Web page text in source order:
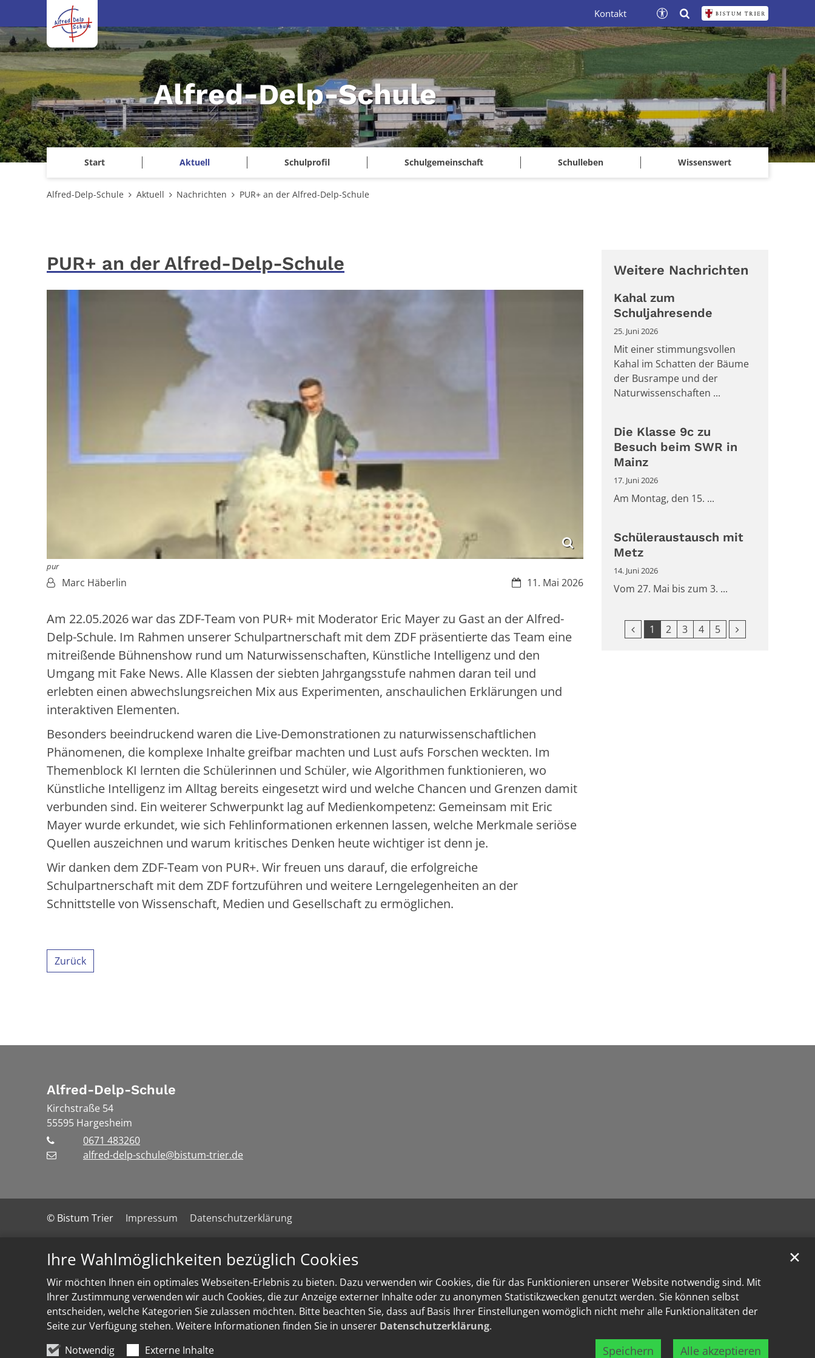
Ihre Wahlmöglichkeiten bezüglich Cookies
Wir möchten Ihnen ein optimales Webseiten-Erlebnis zu bieten. Dazu verwenden wir Cookies, die für das Funktionieren unserer Website notwendig sind. Mit
Ihrer Zustimmung verwenden wir auch Cookies, die zur Anzeige externer Inhalte oder zu anonymen Statistikzwecken genutzt werden. Sie können selbst
entscheiden, welche Kategorien Sie zulassen möchten. Bitte beachten Sie, dass auf Basis Ihrer Einstellungen womöglich nicht mehr alle Funktionalitäten der
Seite zur Verfügung stehen. Weitere Informationen finden Sie in unserer Datenschutzerklärung.
Notwendig
Externe Inhalte Speichern Alle akzeptieren
✕
Zum Inhalt springen
Alfred-Delp-Schule
Start Aktuell Schulprofil Schulgemeinschaft Schulleben Wissenswert
Kontakt
Alfred-Delp-Schule Aktuell Nachrichten PUR+ an der Alfred-Delp-Schule
PUR+ an der Alfred-Delp-Schule
pur
Datum:11. Mai 2026
Von:Marc Häberlin
Am 22.05.2026 war das ZDF-Team von PUR+ mit Moderator Eric Mayer zu Gast an der Alfred-
Delp-Schule. Im Rahmen unserer Schulpartnerschaft mit dem ZDF präsentierte das Team eine
mitreißende Bühnenshow rund um Naturwissenschaften, Künstliche Intelligenz und den
Umgang mit Fake News. Alle Klassen der siebten Jahrgangsstufe nahmen daran teil und
erlebten einen abwechslungsreichen Mix aus Experimenten, anschaulichen Erklärungen und
interaktiven Elementen.
Besonders beeindruckend waren die Live-Demonstrationen zu naturwissenschaftlichen
Phänomenen, die komplexe Inhalte greifbar machten und Lust aufs Forschen weckten. Im
Themenblock KI lernten die Schülerinnen und Schüler, wie Algorithmen funktionieren, wo
Künstliche Intelligenz im Alltag bereits eingesetzt wird und welche Chancen und Grenzen damit
verbunden sind. Ein weiterer Schwerpunkt lag auf Medienkompetenz: Gemeinsam mit Eric
Mayer wurde erkundet, wie sich Fehlinformationen erkennen lassen, welche Merkmale seriöse
Quellen auszeichnen und warum kritisches Denken heute wichtiger ist denn je.
Wir danken dem ZDF-Team von PUR+. Wir freuen uns darauf, die erfolgreiche
Schulpartnerschaft mit dem ZDF fortzuführen und weitere Lerngelegenheiten an der
Schnittstelle von Wissenschaft, Medien und Gesellschaft zu ermöglichen.
Zurück
Weitere Nachrichten
Kahal zum
Schuljahresende
25. Juni 2026
Mit einer stimmungsvollen
Kahal im Schatten der Bäume
der Busrampe und der
Naturwissenschaften ...
Die Klasse 9c zu
Besuch beim SWR in
Mainz
17. Juni 2026
Am Montag, den 15. ...
Schüleraustausch mit
Metz
14. Juni 2026
Vom 27. Mai bis zum 3. ...
Vorherige Seite
1 2 3 4 5 Nächste Seite
Alfred-Delp-Schule
Kirchstraße 54
55595 Hargesheim
0671 483260
alfred-delp-schule@bistum-trier.de
© Bistum Trier Impressum Datenschutzerklärung